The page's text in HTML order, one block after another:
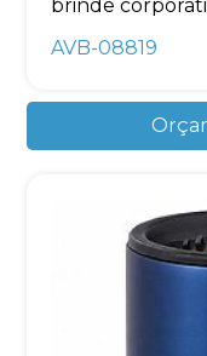
brinde
AVB-08819